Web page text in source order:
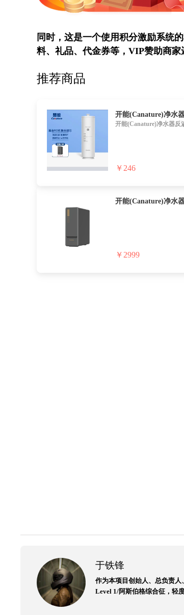
同时，这是一个使用积分激励系统
料、礼品、代金券等，VIP赞助商家
推荐商品
开能(Canature)净水
开能(Canature)净水器反
￥246
开能(Canature)净水
￥2999
于铁锋
作为本项目创始人、总负责
Level 1/阿斯伯格综合征，轻